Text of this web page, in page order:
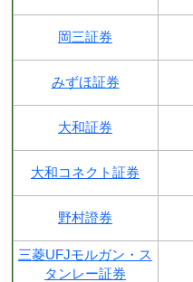
岡三証券
みずほ証券
大和証券
大和コネクト証券
野村證券
三菱UFJモルガン・ス
タンレー証券